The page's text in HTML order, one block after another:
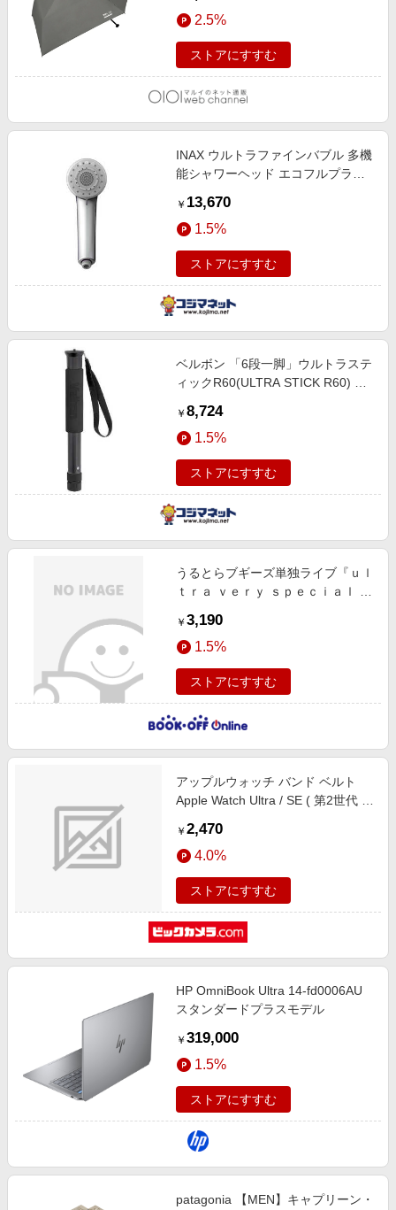
2.5%
ストアにすすむ
INAX ウルトラファインバブル 多機
能シャワーヘッド エコフルプラス
SH1
￥ 13,670
1.5%
ストアにすすむ
ベルボン 「6段一脚」ウルトラステ
ィックR60(ULTRA STICK R60) ウ
￥ 8,724
1.5%
ストアにすすむ
うるとらブギーズ単独ライブ『ｕｌ
ｔｒａ ｖｅｒｙ ｓｐｅｃｉａｌ ｂ
￥ 3,190
1.5%
ストアにすすむ
アップルウォッチ バンド ベルト
Apple Watch Ultra / SE ( 第2世代 /
/ 2 / 1 [ 49mm 45mm 44mm 42mm
] ステンレス ミラネーゼ ブラック
ブラック AW-44BDSSMBK
￥ 2,470
4.0%
ストアにすすむ
HP OmniBook Ultra 14-fd0006AU
スタンダードプラスモデル
￥ 319,000
1.5%
ストアにすすむ
patagonia 【MEN】キャプリーン・